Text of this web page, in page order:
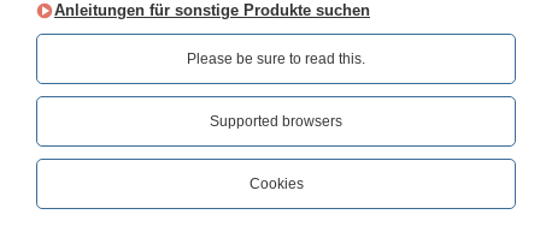
Anleitungen für sonstige Produkte suchen
Please be sure to read this.‎
Supported browsers
Cookies